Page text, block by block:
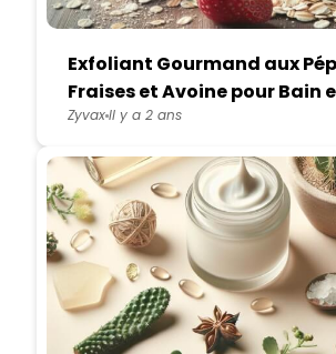
Exfoliant Gourmand aux
Fraises et Avoine pour Bain
ZyvaxIl y a 2 ans